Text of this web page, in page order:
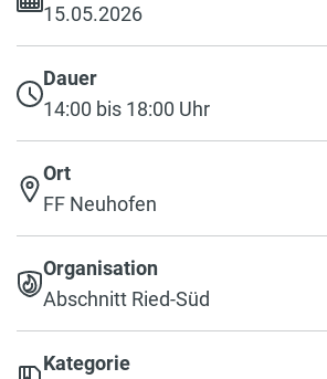
15.05.2026
Dauer
14:00 bis 18:00 Uhr
Ort
FF Neuhofen
Organisation
Abschnitt Ried-Süd
Kategorie